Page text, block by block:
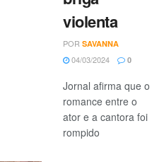
violenta
POR SAVANNA
04/03/2024 0
Jornal afirma que o
romance entre o
ator e a cantora foi
rompido